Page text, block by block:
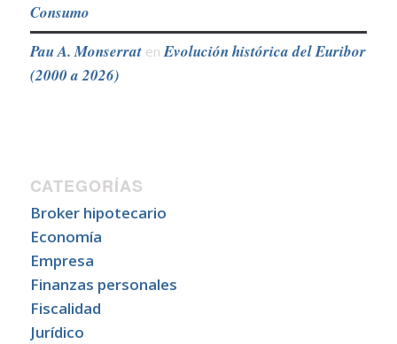
Consumo
Pau A. Monserraten Evolución histórica del Euribor
(2000 a 2026)
CATEGORÍAS
Broker hipotecario
Economía
Empresa
Finanzas personales
Fiscalidad
Jurídico